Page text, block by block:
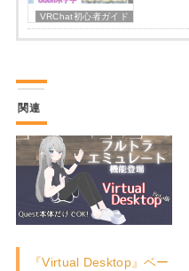
VRChat初心者ガイド
関連
『Virtual Desktop』ベー